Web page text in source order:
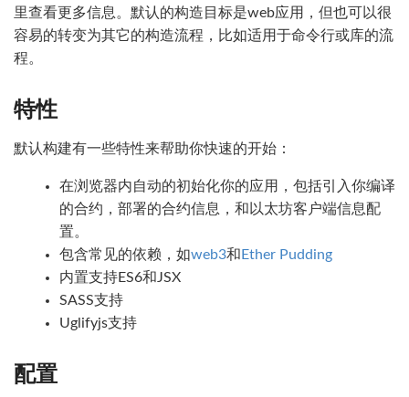
里查看更多信息。默认的构造目标是web应用，但也可以很
容易的转变为其它的构造流程，比如适用于命令行或库的流
程。
特性
默认构建有一些特性来帮助你快速的开始：
在浏览器内自动的初始化你的应用，包括引入你编译
的合约，部署的合约信息，和以太坊客户端信息配
置。
包含常见的依赖，如web3和 Ether Pudding
内置支持ES6和JSX
SASS支持
Uglifyjs支持
配置